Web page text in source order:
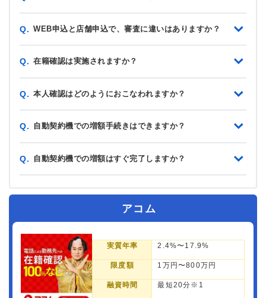
Q. WEB申込と店舗申込で、審査に違いはありますか？
Q. 在籍確認は実施されますか？
Q. 本人確認はどのようにおこなわれますか？
Q. 自動契約機での増額手続きはできますか？
Q. 自動契約機での増額はすぐ完了しますか？
アコム
実質年率 2.4%〜17.9%
限度額 1万円〜800万円
融資時間 最短20分※1